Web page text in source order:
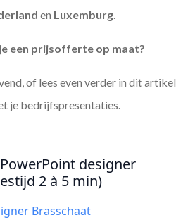
en Luxemburg.
een prijsofferte op maat?
of lees even verder in dit artikel
je bedrijfspresentaties.
designer
2 à 5 min)
Brasschaat